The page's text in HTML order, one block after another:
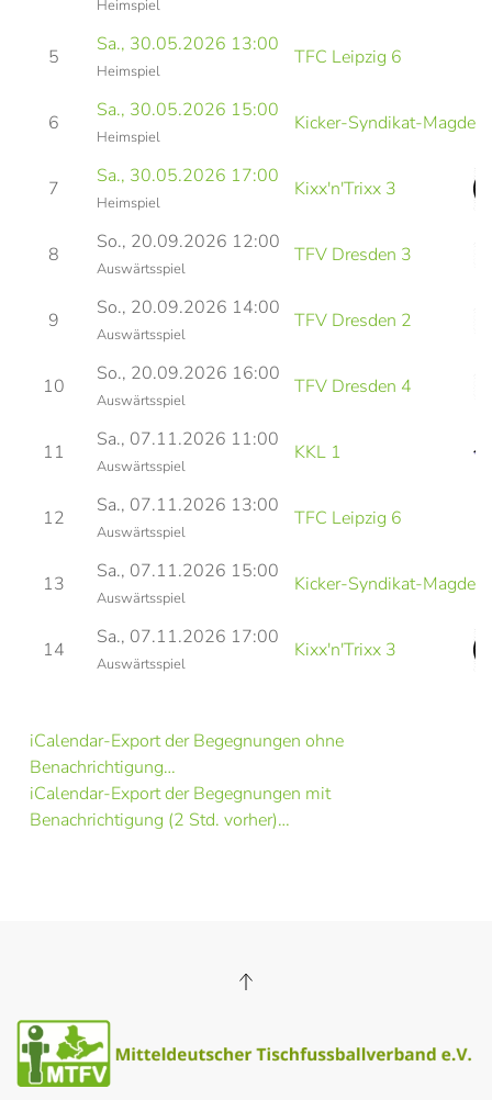
Heimspiel
5
Sa., 30.05.2026 13:00
Heimspiel
TFC Leipzig 6
6
Sa., 30.05.2026 15:00
Heimspiel
Kicker-Syndikat-
7
Sa., 30.05.2026 17:00
Heimspiel
Kixx'n'Trixx 3
8
So., 20.09.2026 12:00
Auswärtsspiel
TFV Dresden 3
9
So., 20.09.2026 14:00
Auswärtsspiel
TFV Dresden 2
10
So., 20.09.2026 16:00
Auswärtsspiel
TFV Dresden 4
11
Sa., 07.11.2026 11:00
Auswärtsspiel
KKL 1
12
Sa., 07.11.2026 13:00
Auswärtsspiel
TFC Leipzig 6
13
Sa., 07.11.2026 15:00
Auswärtsspiel
Kicker-Syndikat-
14
Sa., 07.11.2026 17:00
Auswärtsspiel
Kixx'n'Trixx 3
iCalendar-Export der Begegnungen ohne
Benachrichtigung…
iCalendar-Export der Begegnungen mit
Benachrichtigung (2 Std. vorher)…